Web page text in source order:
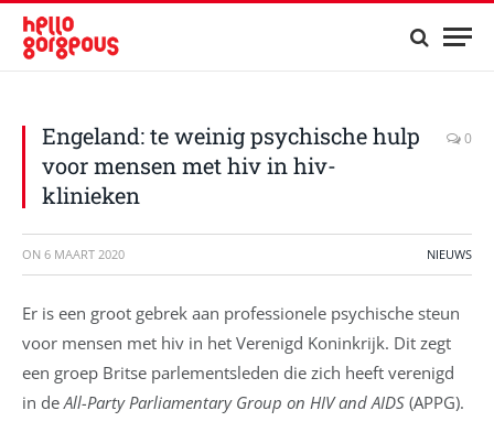
Engeland: te weinig psychische hulp
voor mensen met hiv in hiv-
klinieken
0
ON 6 MAART 2020 NIEUWS
Er is een groot gebrek aan professionele psychische steun
voor mensen met hiv in het Verenigd Koninkrijk. Dit zegt
een groep Britse parlementsleden die zich heeft verenigd
in de All-Party Parliamentary Group on HIV and AIDS (APPG).